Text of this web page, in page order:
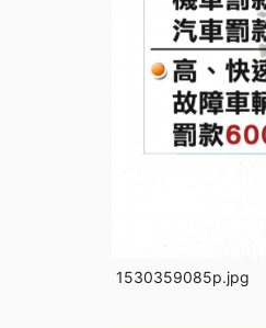
1530359085p.jpg